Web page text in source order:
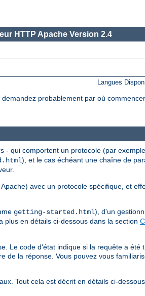
HTTP Apache Version 2.4
Langues
probablement par où
- qui comportent un protocole (par exemple
), et le cas échéant une chaîne de
avec un protocole spécifique, et
getting-started.html), d'un
plus en détails ci-dessous dans la section
Le code d'état indique si la requête a été
de la réponse. Vous pouvez vous
Tout cela est décrit en détails ci-